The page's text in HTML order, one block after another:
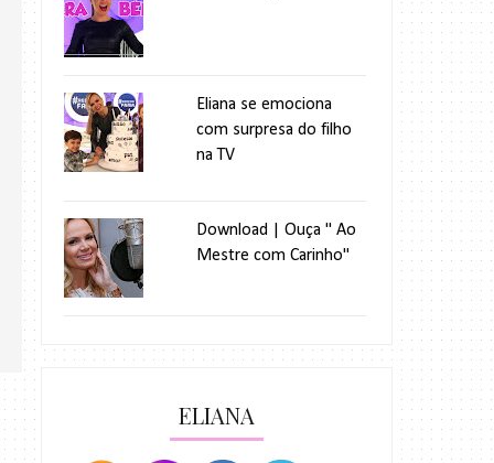
Eliana se emociona
com surpresa do filho
na TV
Download | Ouça " Ao
Mestre com Carinho"
ELIANA